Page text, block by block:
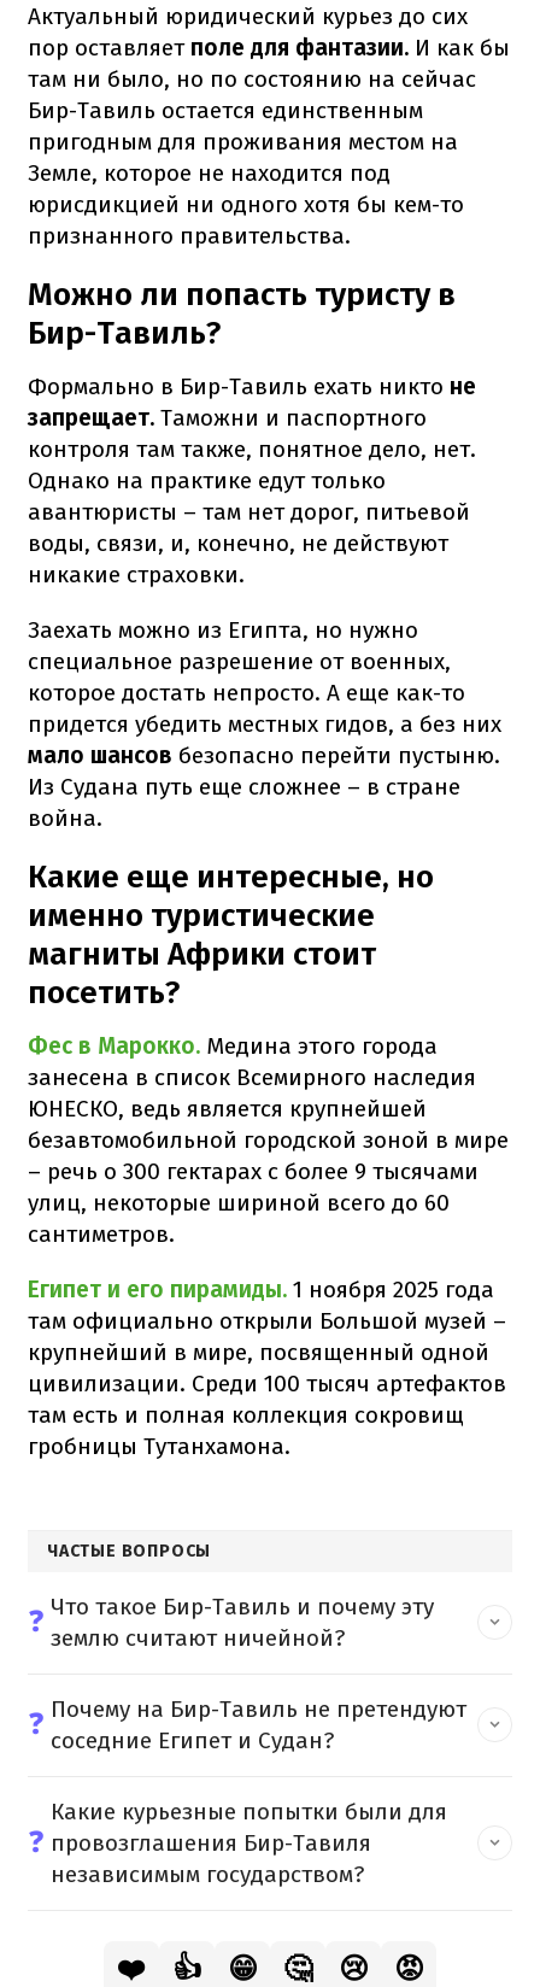
Актуальный юридический курьез до сих
пор оставляет поле для фантазии. И как бы
там ни было, но по состоянию на сейчас
Бир-Тавиль остается единственным
пригодным для проживания местом на
Земле, которое не находится под
юрисдикцией ни одного хотя бы кем-то
признанного правительства.
Можно ли попасть туристу в
Бир-Тавиль?
Формально в Бир-Тавиль ехать никто не
запрещает. Таможни и паспортного
контроля там также, понятное дело, нет.
Однако на практике едут только
авантюристы – там нет дорог, питьевой
воды, связи, и, конечно, не действуют
никакие страховки.
Заехать можно из Египта, но нужно
специальное разрешение от военных,
которое достать непросто. А еще как-то
придется убедить местных гидов, а без них
мало шансов безопасно перейти пустыню.
Из Судана путь еще сложнее – в стране
война.
Какие еще интересные, но
именно туристические
магниты Африки стоит
посетить?
Фес в Марокко. Медина этого города
занесена в список Всемирного наследия
ЮНЕСКО, ведь является крупнейшей
безавтомобильной городской зоной в мире
– речь о 300 гектарах с более 9 тысячами
улиц, некоторые шириной всего до 60
сантиметров.
Египет и его пирамиды. 1 ноября 2025 года
там официально открыли Большой музей –
крупнейший в мире, посвященный одной
цивилизации. Среди 100 тысяч артефактов
там есть и полная коллекция сокровищ
гробницы Тутанхамона.
ЧАСТЫЕ ВОПРОСЫ
❓ Что такое Бир-Тавиль и почему эту
землю считают ничейной?
❓ Почему на Бир-Тавиль не претендуют
соседние Египет и Судан?
❓
Какие курьезные попытки были для
провозглашения Бир-Тавиля
независимым государством?
❤️ 👍 😁 🤔 😢 😡